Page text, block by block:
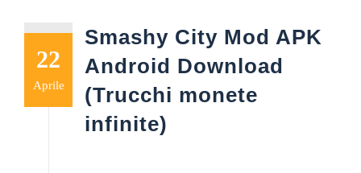
22
Aprile
Smashy City Mod APK
Android Download
(Trucchi monete
infinite)